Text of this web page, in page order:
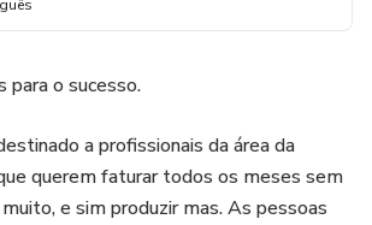
para o sucesso.
a profissionais da área da
querem faturar todos os meses sem
e sim produzir mas. As pessoas